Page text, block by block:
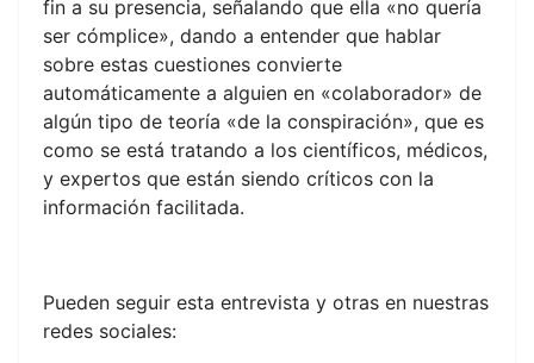
fin a su presencia, señalando que ella «no quería
ser cómplice», dando a entender que hablar
sobre estas cuestiones convierte
automáticamente a alguien en «colaborador» de
algún tipo de teoría «de la conspiración», que es
como se está tratando a los científicos, médicos,
y expertos que están siendo críticos con la
información facilitada.
Pueden seguir esta entrevista y otras en nuestras
redes sociales: